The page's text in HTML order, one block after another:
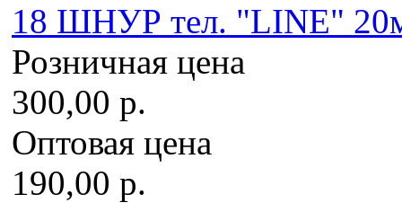
18 ШНУР тел. "LINE"
Розничная цена
300,00 р.
Оптовая цена
190,00 р.